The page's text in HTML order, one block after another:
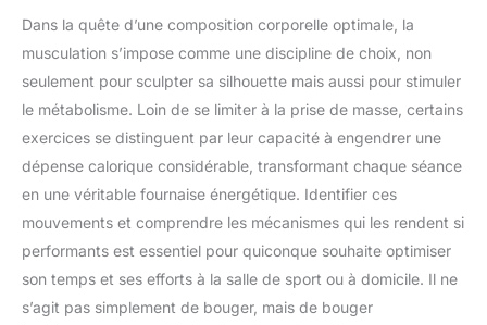
Dans la quête d’une composition corporelle optimale, la
musculation s’impose comme une discipline de choix, non
seulement pour sculpter sa silhouette mais aussi pour stimuler
le métabolisme. Loin de se limiter à la prise de masse, certains
exercices se distinguent par leur capacité à engendrer une
dépense calorique considérable, transformant chaque séance
en une véritable fournaise énergétique. Identifier ces
mouvements et comprendre les mécanismes qui les rendent si
performants est essentiel pour quiconque souhaite optimiser
son temps et ses efforts à la salle de sport ou à domicile. Il ne
s’agit pas simplement de bouger, mais de bouger